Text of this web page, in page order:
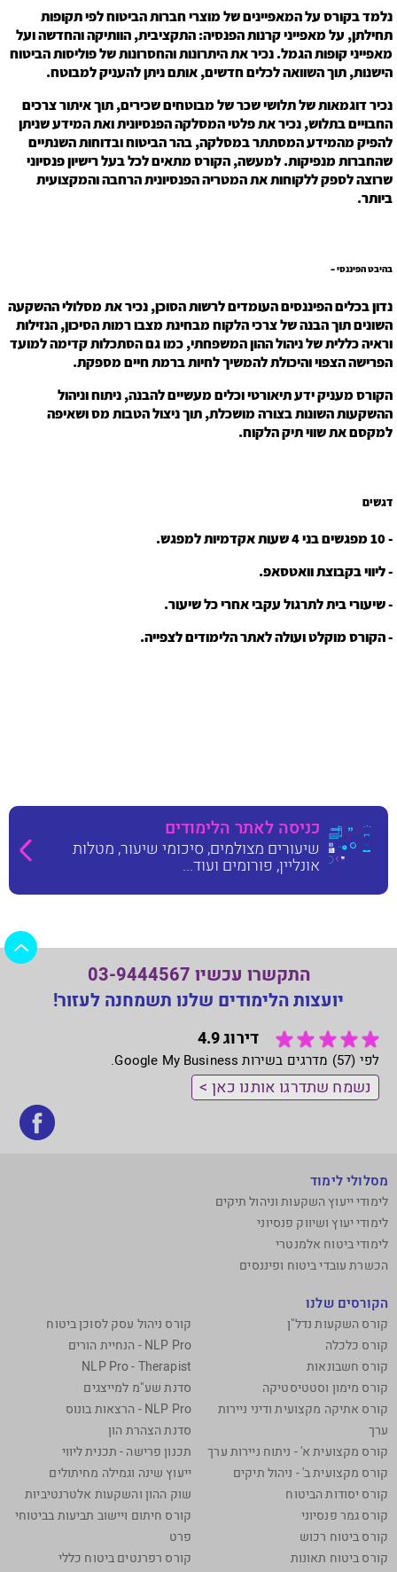
נלמד בקורס על המאפיינים של מוצרי חברות הביטוח לפי תקופות
תחילתן, על מאפייני קרנות הפנסיה: התקציבית, הוותיקה והחדשה ועל
מאפייני קופות הגמל. נכיר את היתרונות והחסרונות של פוליסות הביטוח
הישנות, תוך השוואה לכלים חדשים, אותם ניתן להעניק למבוטח.
נכיר דוגמאות של תלושי שכר של מבוטחים שכירים, תוך איתור צרכים
החבויים בתלוש, נכיר את פלטי המסלקה הפנסיונית ואת המידע שניתן
להפיק מהמידע המסתתר במסלקה, בהר הביטוח ובדוחות השנתיים
שהחברות מנפיקות. למעשה, הקורס מתאים לכל בעל רישיון פנסיוני
שרוצה לספק ללקוחות את המטריה הפנסיונית הרחבה והמקצועית
ביותר.
בהיבט הפיננסי –
נדון בכלים הפיננסים העומדים לרשות הסוכן, נכיר את מסלולי ההשקעה
השונים תוך הבנה של צרכי הלקוח מבחינת מצבו רמות הסיכון, הנזילות
וראיה כללית של ניהול ההון המשפחתי, כמו גם הסתכלות קדימה למועד
הפרישה הצפוי והיכולת להמשיך לחיות ברמת חיים מספקת.
הקורס מעניק ידע תיאורטי וכלים מעשיים להבנה, ניתוח וניהול
ההשקעות השונות בצורה מושכלת, תוך ניצול הטבות מס ושאיפה
למקסם את שווי תיק הלקוח.
דגשים
- 10 מפגשים בני 4 שעות אקדמיות למפגש.
- ליווי בקבוצת וואטסאפ.
- שיעורי בית לתרגול עקבי אחרי כל שיעור.
- הקורס מוקלט ועולה לאתר הלימודים לצפייה.
כניסה לאתר הלימודים
שיעורים מצולמים, סיכומי שיעור, מטלות
אונליין, פורומים ועוד...
התקשרו עכשיו 03-9444567
יועצות הלימודים שלנו תשמחנה לעזור!
דירוג 4.9
לפי (57) מדרגים בשירות Google My Business.
נשמח שתדרגו אותנו כאן >
מסלולי לימוד
לימודי ייעוץ השקעות וניהול תיקים
לימודי יעוץ ושיווק פנסיוני
לימודי ביטוח אלמנטרי
הכשרת עובדי ביטוח ופיננסים
הקורסים שלנו
קורס השקעות נדל"ן
קורס כלכלה
קורס חשבונאות
קורס מימון וסטטיסטיקה
קורס אתיקה מקצועית ודיני ניירות
ערך
קורס מקצועית א' - ניתוח ניירות ערך
קורס מקצועית ב' - ניהול תיקים
קורס יסודות הביטוח
קורס גמר פנסיוני
קורס ביטוח רכוש
קורס ביטוח תאונות
קורס ניהול עסק לסוכן ביטוח
NLP Pro - הנחיית הורים
NLP Pro - Therapist
סדנת שע"מ למייצגים
NLP Pro - הרצאות בונוס
סדנת הצהרת הון
תכנון פרישה - תכנית ליווי
ייעוץ שינה וגמילה מחיתולים
שוק ההון והשקעות אלטרנטיביות
קורס חיתום ויישוב תביעות בביטוחי
פרט
קורס רפרנטים ביטוח כללי